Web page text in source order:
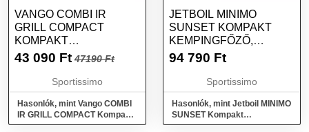
VANGO COMBI IR
GRILL COMPACT
KOMPAKT
KEMPINGFŐZŐ, ZÖLD,
43 090 Ft 47190 Ft
Sportissimo
Hasonlók, mint Vango COMBI
IR GRILL COMPACT Kompakt
kempingfőző, zöld, méret
JETBOIL MINIMO
SUNSET KOMPAKT
KEMPINGFŐZŐ,
NARANCSSÁRGA,
94 790 Ft
Sportissimo
Hasonlók, mint Jetboil MINIMO
SUNSET Kompakt
kempingfőző, narancssárga,